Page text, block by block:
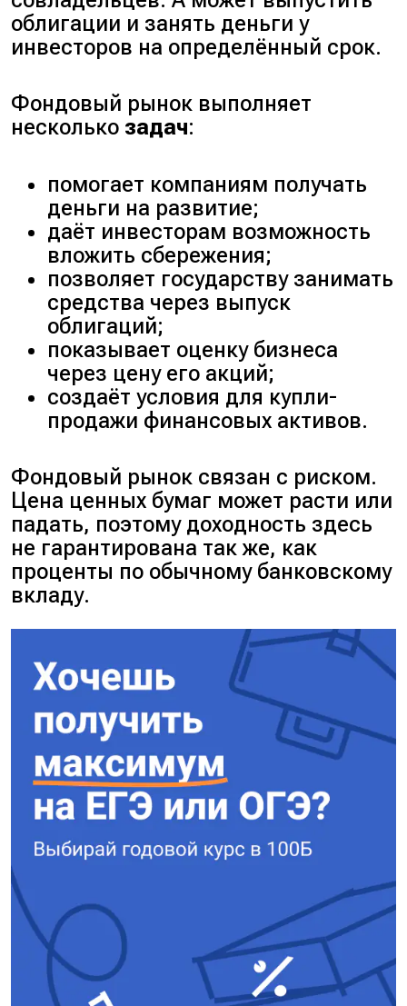
облигации и занять деньги у
инвесторов на определённый срок.
Фондовый рынок выполняет
несколько задач:
помогает компаниям получать
деньги на развитие;
даёт инвесторам возможность
вложить сбережения;
позволяет государству занимать
средства через выпуск
облигаций;
показывает оценку бизнеса
через цену его акций;
создаёт условия для купли-
продажи финансовых активов.
Фондовый рынок связан с риском.
Цена ценных бумаг может расти или
падать, поэтому доходность здесь
не гарантирована так же, как
проценты по обычному банковскому
вкладу.